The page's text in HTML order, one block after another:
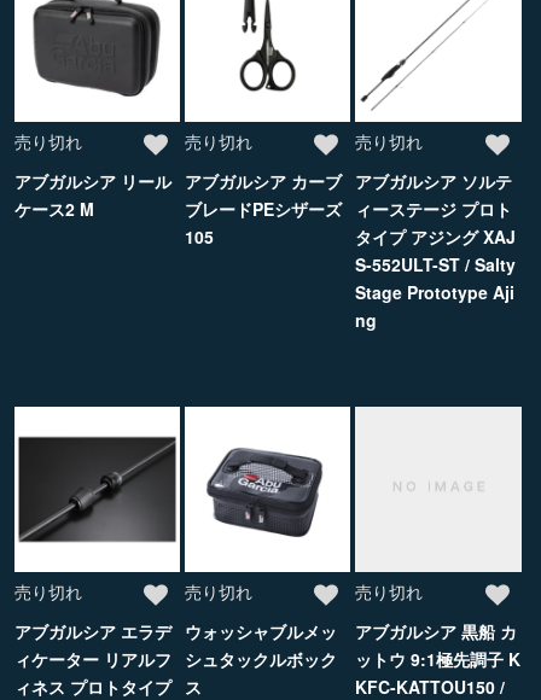
売り切れ
アブガルシア リール
ケース2 M
売り切れ
アブガルシア カーブ
ブレードPEシザーズ
105
売り切れ
アブガルシア ソルテ
ィーステージ プロト
タイプ アジング XAJ
S-552ULT-ST / Salty
Stage Prototype Aji
ng
売り切れ
アブガルシア エラデ
ィケーター リアルフ
ィネス プロトタイプ
売り切れ
ウォッシャブルメッ
シュタックルボック
ス
売り切れ
アブガルシア 黒船 カ
ットウ 9:1極先調子 K
KFC-KATTOU150 /